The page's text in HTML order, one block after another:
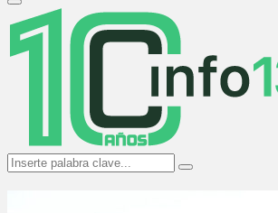
Primary
Menu
Search
for:
Search